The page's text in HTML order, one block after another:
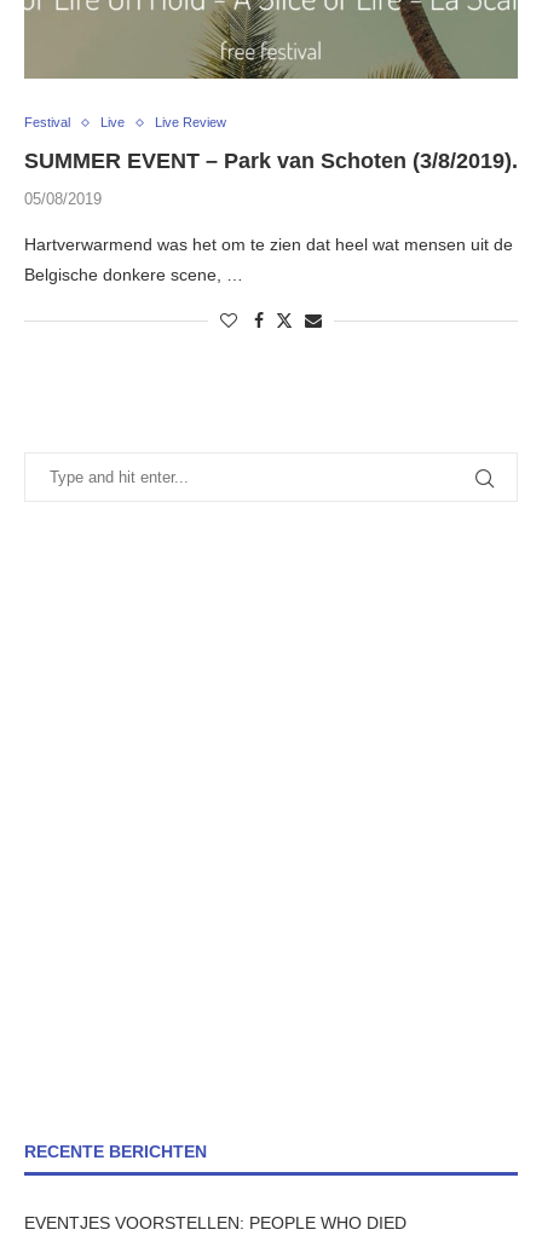
Festival Live Live Review
SUMMER EVENT – Park van Schoten (3/8/2019).
05/08/2019
Hartverwarmend was het om te zien dat heel wat mensen uit de
Belgische donkere scene, …
RECENTE BERICHTEN
EVENTJES VOORSTELLEN: PEOPLE WHO DIED